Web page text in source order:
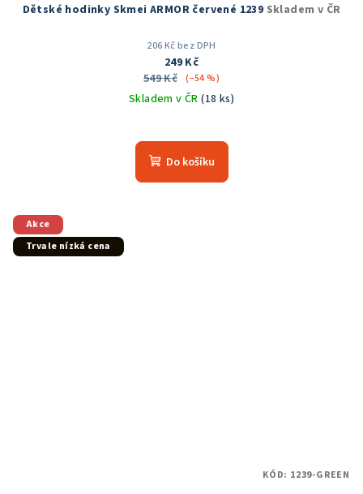
Dětské hodinky Skmei ARMOR červené 1239 Skladem v ČR
206 Kč bez DPH
249 Kč
549 Kč (–54 %)
Skladem v ČR(18 ks)
hodnocení
produktu
Do košíku
Akce
Trvale nízká cena
KÓD: 1239-GREEN